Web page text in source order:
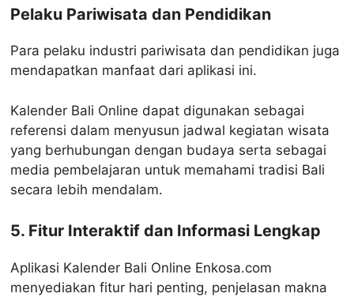
Pelaku Pariwisata dan Pendidikan
Para pelaku industri pariwisata dan pendidikan juga
mendapatkan manfaat dari aplikasi ini.
Kalender Bali Online dapat digunakan sebagai
referensi dalam menyusun jadwal kegiatan wisata
yang berhubungan dengan budaya serta sebagai
media pembelajaran untuk memahami tradisi Bali
secara lebih mendalam.
5. Fitur Interaktif dan Informasi Lengkap
Aplikasi Kalender Bali Online Enkosa.com
menyediakan fitur hari penting, penjelasan makna